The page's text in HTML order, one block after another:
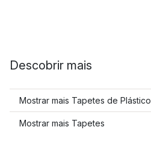
Descobrir mais
Mostrar mais Tapetes de Plástico
Mostrar mais Tapetes